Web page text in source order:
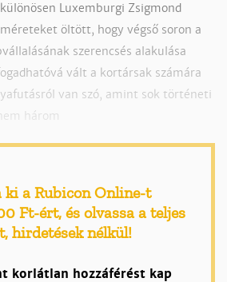
Luxemburgi Zsigmond
öltött, hogy végső soron a
szerencsés alakulása
vált a kortársak számára
van szó, amint sok történeti
három
ki a Rubicon Online-t
Ft-ért, és olvassa a teljes
hirdetések nélkül!
korlátlan hozzáférést kap